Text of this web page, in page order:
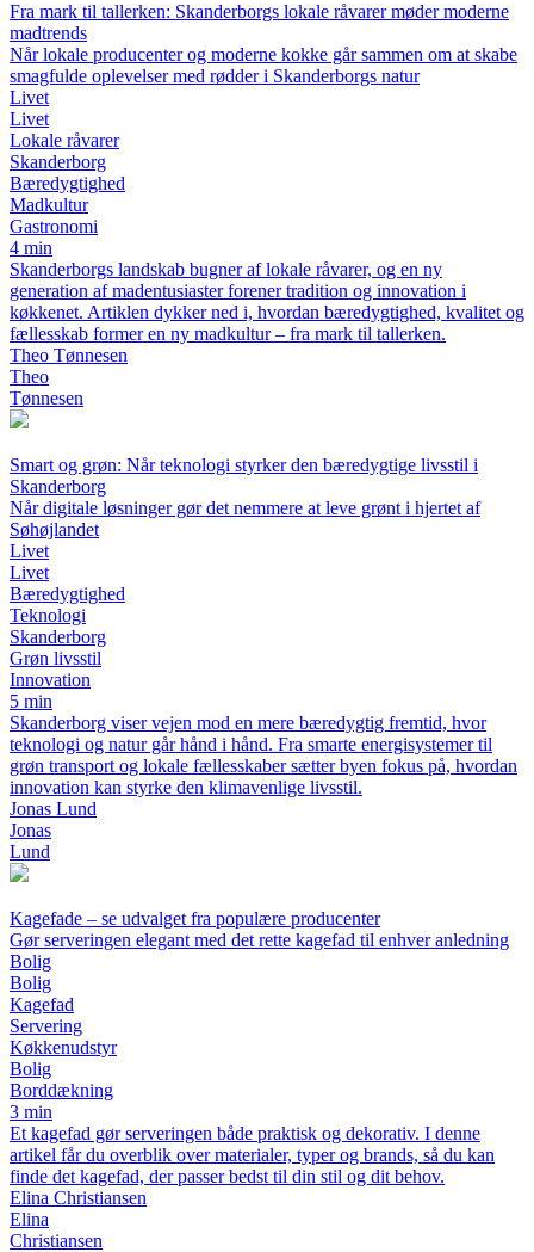
Fra mark til tallerken: Skanderborgs lokale råvarer møder moderne
madtrends
Når lokale producenter og moderne kokke går sammen om at skabe
smagfulde oplevelser med rødder i Skanderborgs natur
Livet
Livet
Lokale råvarer
Skanderborg
Bæredygtighed
Madkultur
Gastronomi
4 min
Skanderborgs landskab bugner af lokale råvarer, og en ny
generation af madentusiaster forener tradition og innovation i
køkkenet. Artiklen dykker ned i, hvordan bæredygtighed, kvalitet og
fællesskab former en ny madkultur – fra mark til tallerken.
Theo Tønnesen
Theo
Tønnesen
Smart og grøn: Når teknologi styrker den bæredygtige livsstil i
Skanderborg
Når digitale løsninger gør det nemmere at leve grønt i hjertet af
Søhøjlandet
Livet
Livet
Bæredygtighed
Teknologi
Skanderborg
Grøn livsstil
Innovation
5 min
Skanderborg viser vejen mod en mere bæredygtig fremtid, hvor
teknologi og natur går hånd i hånd. Fra smarte energisystemer til
grøn transport og lokale fællesskaber sætter byen fokus på, hvordan
innovation kan styrke den klimavenlige livsstil.
Jonas Lund
Jonas
Lund
Kagefade – se udvalget fra populære producenter
Gør serveringen elegant med det rette kagefad til enhver anledning
Bolig
Bolig
Kagefad
Servering
Køkkenudstyr
Bolig
Borddækning
3 min
Et kagefad gør serveringen både praktisk og dekorativ. I denne
artikel får du overblik over materialer, typer og brands, så du kan
finde det kagefad, der passer bedst til din stil og dit behov.
Elina Christiansen
Elina
Christiansen